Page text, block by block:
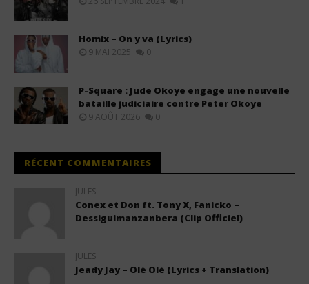
Homix – On y va (Lyrics)
9 MAI 2025 0
P-Square : Jude Okoye engage une nouvelle
bataille judiciaire contre Peter Okoye
9 AOÛT 2026 0
RÉCENT COMMENTAIRES
JULES
Conex et Don ft. Tony X, Fanicko –
Dessiguimanzanbera (Clip Officiel)
JULES
Jeady Jay – Olé Olé (Lyrics + Translation)